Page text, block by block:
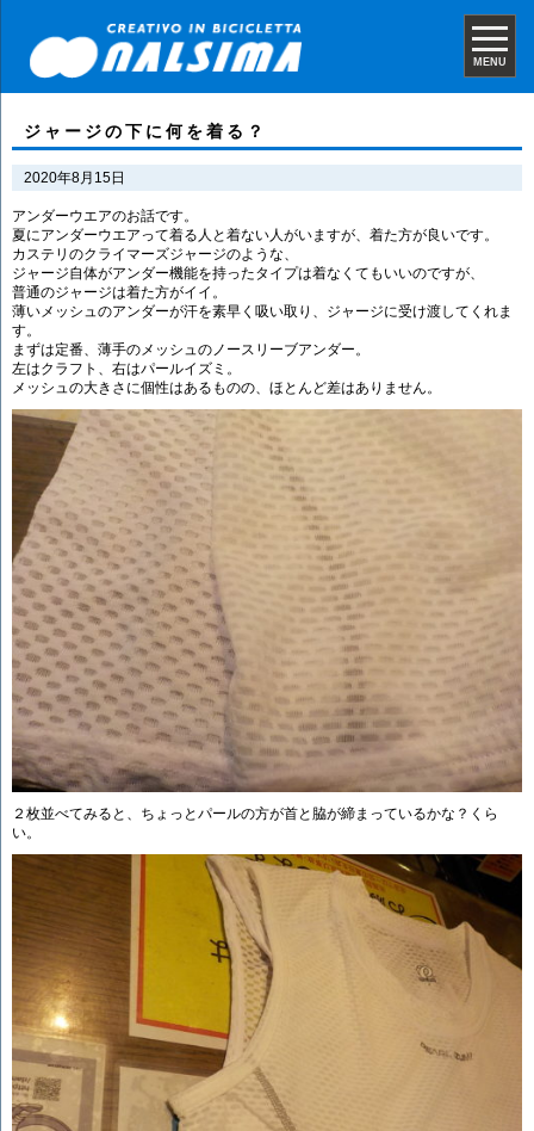
MENU
ジャージの下に何を着る？
2020年8月15日
アンダーウエアのお話です。
夏にアンダーウエアって着る人と着ない人がいますが、着た方が良いです。
カステリのクライマーズジャージのような、
ジャージ自体がアンダー機能を持ったタイプは着なくてもいいのですが、
普通のジャージは着た方がイイ。
薄いメッシュのアンダーが汗を素早く吸い取り、ジャージに受け渡してくれま
す。
まずは定番、薄手のメッシュのノースリーブアンダー。
左はクラフト、右はパールイズミ。
メッシュの大きさに個性はあるものの、ほとんど差はありません。
２枚並べてみると、ちょっとパールの方が首と脇が締まっているかな？くら
い。